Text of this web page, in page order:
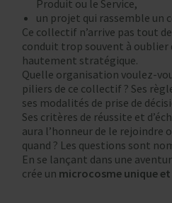
Produit ou le Service,
un projet qui rassemble un
Ce collectif n’arrive pas tout
conduit trop souvent à oublier
hautement stratégique.
Quelle organisation voulez-
piliers de ce collectif ? Ses
ses modalités de prise de
Ses critères de réussite et
aura l’honneur de le rejoindre
quand ? Les questions sont
En se lançant dans une
crée un microcosme unique et